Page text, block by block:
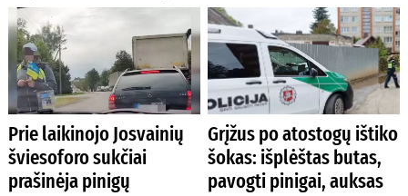
Prie laikinojo Josvainių
šviesoforo sukčiai
prašinėja pinigų
Grįžus po atostogų ištiko
šokas: išplėštas butas,
pavogti pinigai, auksas